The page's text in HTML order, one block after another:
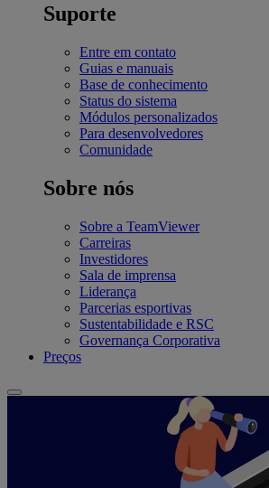
Suporte
Entre em contato
Guias e manuais
Base de conhecimento
Status do sistema
Módulos personalizados
Para desenvolvedores
Comunidade
Sobre nós
Sobre a TeamViewer
Carreiras
Investidores
Sala de imprensa
Liderança
Parcerias esportivas
Sustentabilidade e RSC
Governança Corporativa
Preços